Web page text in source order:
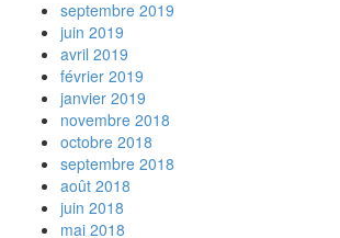
septembre 2019
juin 2019
avril 2019
février 2019
janvier 2019
novembre 2018
octobre 2018
septembre 2018
août 2018
juin 2018
mai 2018